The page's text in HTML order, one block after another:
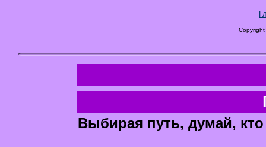
Выбирая путь, думай,